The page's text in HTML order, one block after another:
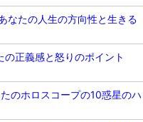
なたの人生の方向性と生きる
の正義感と怒りのポイント
のホロスコープの10惑星のハ